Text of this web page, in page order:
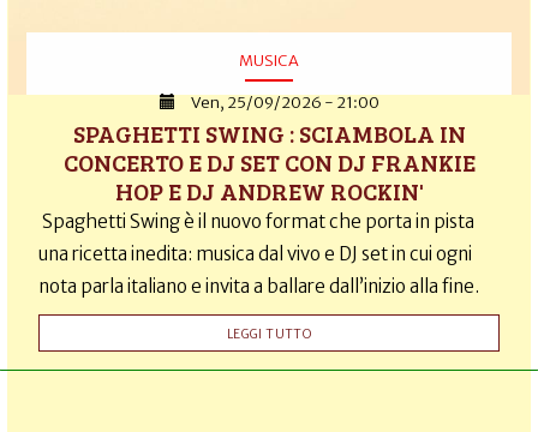
MUSICA
Ven, 25/09/2026 - 21:00
SPAGHETTI SWING : SCIAMBOLA IN
CONCERTO E DJ SET CON DJ FRANKIE
HOP E DJ ANDREW ROCKIN'
Spaghetti Swing è il nuovo format che porta in pista
una ricetta inedita: musica dal vivo e DJ set in cui ogni
nota parla italiano e invita a ballare dall’inizio alla fine.
LEGGI TUTTO